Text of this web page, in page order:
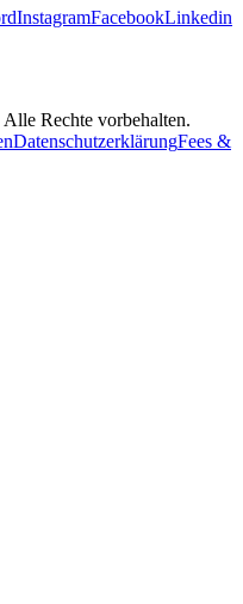
InstagramFacebookLinkedin
Rechte vorbehalten.
DatenschutzerklärungFees &